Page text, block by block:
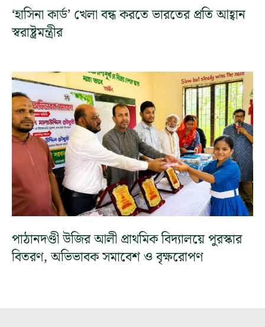
‘হাসিনা কার্ড’ খেলা বন্ধ করতে ভারতের প্রতি আহ্বান
স্বরাষ্ট্রমন্ত্রীর
পাঠানদণ্ডী উজির আলী প্রাথমিক বিদ্যালয়ে পুরস্কার
বিতরণ, অভিভাবক সমাবেশ ও বৃক্ষরোপণ